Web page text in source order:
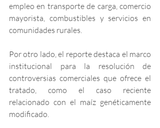
empleo en transporte de carga, comercio
mayorista, combustibles y servicios en
comunidades rurales.
Por otro lado, el reporte destaca el marco
institucional para la resolución de
controversias comerciales que ofrece el
tratado, como el caso reciente
relacionado con el maíz genéticamente
modificado.